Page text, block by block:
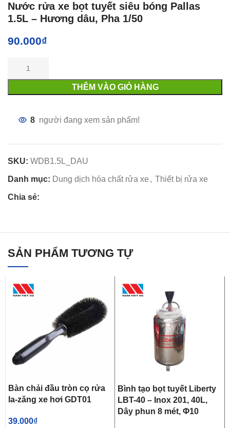
Nước rửa xe bọt tuyết siêu bóng Pallas
1.5L – Hương dâu, Pha 1/50
90.000₫
THÊM VÀO GIỎ HÀNG
8 người đang xem sản phẩm!
SKU: WDB1.5L_DAU
Danh mục: Dung dịch hóa chất rửa xe , Thiết bị rửa xe
Chia sẻ:
SẢN PHẨM TƯƠNG TỰ
Bàn chải đầu tròn cọ rửa
la-zăng xe hơi GDT01
39.000₫
Bình tạo bọt tuyết Liberty
LBT-40 – Inox 201, 40L,
Dây phun 8 mét, Φ10